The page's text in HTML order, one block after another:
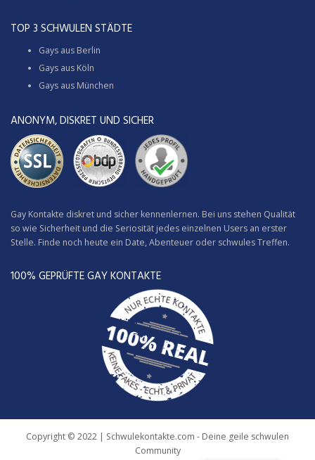
TOP 3 SCHWULEN STÄDTE
Gays aus Berlin
Gays aus Köln
Gays aus München
ANONYM, DISKRET UND SICHER
Gay Kontakte diskret und sicher kennenlernen. Bei uns stehen Qualität
so wie Sicherheit und die Seriosität jedes einzelnen Users an erster
Stelle. Finde noch heute ein Date, Abenteuer oder schwules Treffen.
100% GEPRÜFTE GAY KONTAKTE
Copyright © 2022 | Schwulekontakte.com - Deine geile schwulen
Community